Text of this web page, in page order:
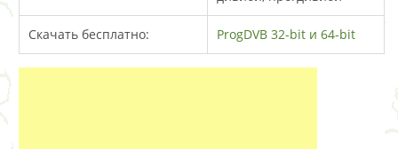
Скачать бесплатно: ProgDVB 32-bit и 64-bit